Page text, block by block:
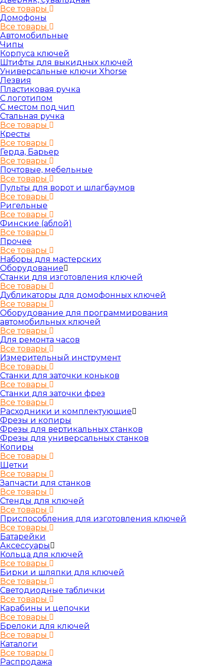
Все товары
Домофоны
Все товары
Автомобильные
Чипы
Корпуса ключей
Штифты для выкидных ключей
Универсальные ключи Xhorse
Лезвия
Пластиковая ручка
С логотипом
С местом под чип
Стальная ручка
Все товары
Кресты
Все товары
Герда, Барьер
Все товары
Почтовые, мебельные
Все товары
Пульты для ворот и шлагбаумов
Все товары
Ригельные
Все товары
Финские (аблой)
Все товары
Прочее
Все товары
Наборы для мастерских
Оборудование
Станки для изготовления ключей
Все товары
Дубликаторы для домофонных ключей
Все товары
Оборудование для программирования
автомобильных ключей
Все товары
Для ремонта часов
Все товары
Измерительный инструмент
Все товары
Станки для заточки коньков
Все товары
Станки для заточки фрез
Все товары
Расходники и комплектующие
Фрезы и копиры
Фрезы для вертикальных станков
Фрезы для универсальных станков
Копиры
Все товары
Щетки
Все товары
Запчасти для станков
Все товары
Стенды для ключей
Все товары
Приспособления для изготовления ключей
Все товары
Батарейки
Аксессуары
Кольца для ключей
Все товары
Бирки и шляпки для ключей
Все товары
Светодиодные таблички
Все товары
Карабины и цепочки
Все товары
Брелоки для ключей
Все товары
Каталоги
Все товары
Распродажа